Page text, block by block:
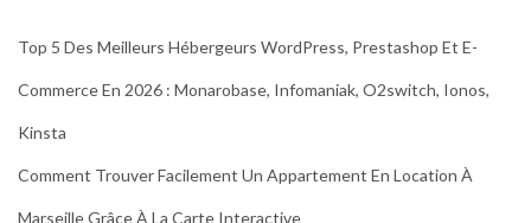
Top 5 Des Meilleurs Hébergeurs WordPress, Prestashop Et E-
Commerce En 2026 : Monarobase, Infomaniak, O2switch, Ionos,
Kinsta
Comment Trouver Facilement Un Appartement En Location À
Marseille Grâce À La Carte Interactive